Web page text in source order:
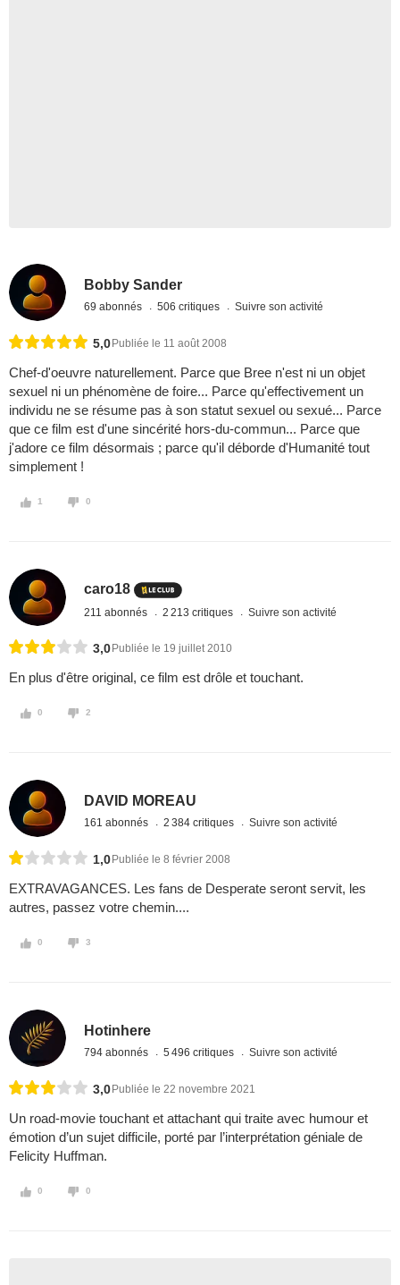
Bobby Sander
69 abonnés 506 critiques Suivre son activité
5,0 Publiée le 11 août 2008
Chef-d'oeuvre naturellement. Parce que Bree n'est ni un objet
sexuel ni un phénomène de foire... Parce qu'effectivement un
individu ne se résume pas à son statut sexuel ou sexué... Parce
que ce film est d'une sincérité hors-du-commun... Parce que
j'adore ce film désormais ; parce qu'il déborde d'Humanité tout
simplement !
1 0
caro18
211 abonnés 2 213 critiques Suivre son activité
3,0 Publiée le 19 juillet 2010
En plus d'être original, ce film est drôle et touchant.
0 2
DAVID MOREAU
161 abonnés 2 384 critiques Suivre son activité
1,0 Publiée le 8 février 2008
EXTRAVAGANCES. Les fans de Desperate seront servit, les
autres, passez votre chemin....
0 3
Hotinhere
794 abonnés 5 496 critiques Suivre son activité
3,0 Publiée le 22 novembre 2021
Un road-movie touchant et attachant qui traite avec humour et
émotion d’un sujet difficile, porté par l’interprétation géniale de
Felicity Huffman.
0 0